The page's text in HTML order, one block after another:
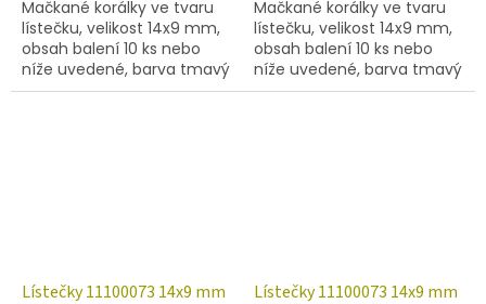
Mačkané korálky ve tvaru
lístečku, velikost 14x9 mm,
obsah balení 10 ks nebo
níže uvedené, barva tmavý
akvamarín s dekorem
Mačkané korálky ve tvaru
lístečku, velikost 14x9 mm,
obsah balení 10 ks nebo
níže uvedené, barva tmavý
akvamarín se stříbrným
Lístečky 11100073 14x9 mm
Lístečky 11100073 14x9 mm